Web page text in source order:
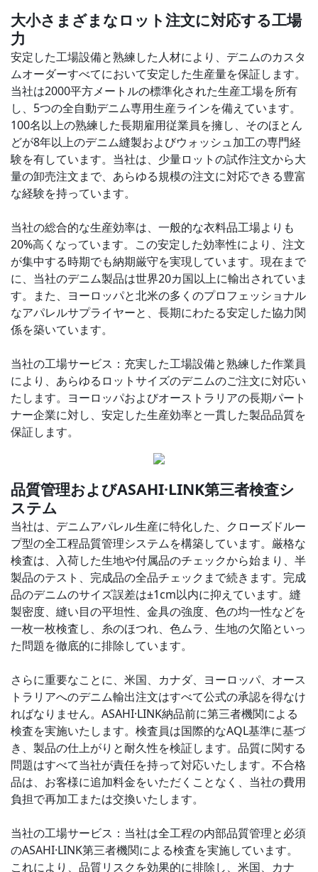
大小さまざまなロット注文に対応する工場
力
安定した工場設備と熟練した人材により、デニムのカスタ
ムオーダーすべてにおいて安定した生産量を保証します。
当社は2000平方メートルの標準化された生産工場を所有
し、5つの全自動デニム専用生産ラインを備えています。
100名以上の熟練した長期雇用従業員を擁し、そのほとん
どが8年以上のデニム縫製およびウォッシュ加工の専門経
験を有しています。当社は、少量ロットの試作注文から大
量の卸売注文まで、あらゆる規模の注文に対応できる豊富
な経験を持っています。
当社の総合的な生産効率は、一般的な衣料品工場よりも
20%高くなっています。この安定した効率性により、注文
が集中する時期でも納期厳守を実現しています。現在まで
に、当社のデニム製品は世界20カ国以上に輸出されていま
す。また、ヨーロッパと北米の多くのプロフェッショナル
なアパレルサプライヤーと、長期にわたる安定した協力関
係を築いています。
当社の工場サービス：充実した工場設備と熟練した作業員
により、あらゆるロットサイズのデニムのご注文に対応い
たします。ヨーロッパおよびオーストラリアの長期パート
ナー企業に対し、安定した生産効率と一貫した製品品質を
保証します。
品質管理およびASAHI·LINK第三者検査シ
ステム
当社は、デニムアパレル生産に特化した、クローズドルー
プ型の全工程品質管理システムを構築しています。厳格な
検査は、入荷した生地や付属品のチェックから始まり、半
製品のテスト、完成品の全品チェックまで続きます。完成
品のデニムのサイズ誤差は±1cm以内に抑えています。縫
製密度、縫い目の平坦性、金具の強度、色の均一性などを
一枚一枚検査し、糸のほつれ、色ムラ、生地の欠陥といっ
た問題を徹底的に排除しています。
さらに重要なことに、米国、カナダ、ヨーロッパ、オース
トラリアへのデニム輸出注文はすべて公式の承認を得なけ
ればなりません。 ASAHI·LINK納品前に第三者機関による
検査を実施いたします。検査員は国際的なAQL基準に基づ
き、製品の仕上がりと耐久性を検証します。品質に関する
問題はすべて当社が責任を持って対応いたします。不合格
品は、お客様に追加料金をいただくことなく、当社の費用
負担で再加工または交換いたします。
当社の工場サービス：当社は全工程の内部品質管理と必須
のASAHI·LINK第三者機関による検査を実施しています。
これにより、品質リスクを効果的に排除し、米国、カナ